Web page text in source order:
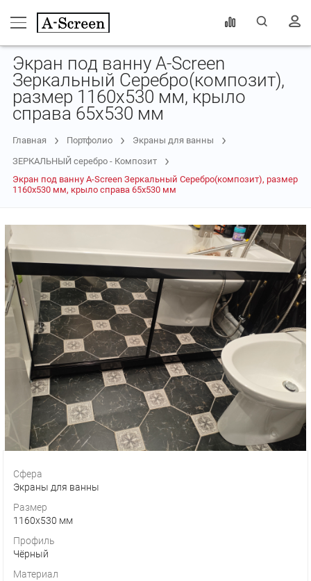
Экран под ванну A-Screen
Зеркальный Серебро(композит),
размер 1160х530 мм, крыло
справа 65х530 мм
Главная Портфолио
Экраны для ванны
ЗЕРКАЛЬНЫЙ серебро - Композит
Экран под ванну A-Screen Зеркальный Серебро(композит), размер
1160х530 мм, крыло справа 65х530 мм
Сфера
Экраны для ванны
Размер
1160х530 мм
Профиль
Чёрный
Материал